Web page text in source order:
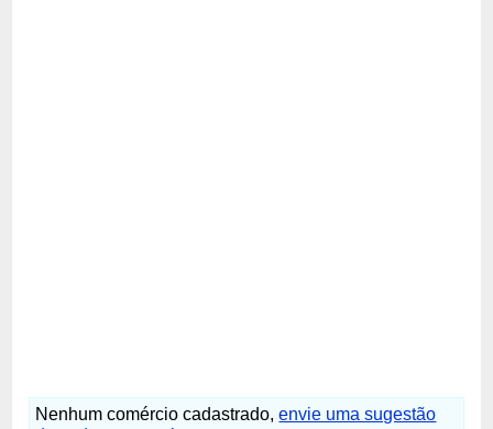
Nenhum comércio cadastrado,envie uma sugestão